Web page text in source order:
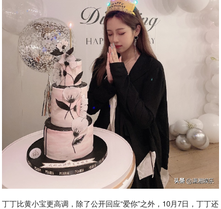
丁丁比黄小宝更高调，除了公开回应“爱你”之外，10月7日，丁丁还